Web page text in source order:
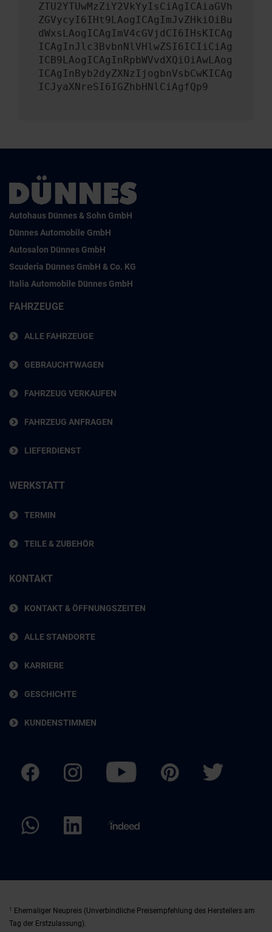
ZTU2YTUwMzZiY2VkYyIsCiAgICAiaGVh
ZGVycyI6IHt9LAogICAgImJvZHkiOiBu
dWxsLAogICAgImV4cGVjdCI6IHsKICAg
ICAgInJlc3BvbnNlVHlwZSI6ICIiCiAg
ICB9LAogICAgInRpbWVvdXQiOiAwLAog
ICAgInByb2dyZXNzIjogbnVsbCwKICAg
ICJyaXNreSI6IGZhbHNlCiAgfQp9
Autohaus Dünnes & Sohn GmbH
Dünnes Automobile GmbH
Autosalon Dünnes GmbH
Scuderia Dünnes GmbH & Co. KG
Italia Automobile Dünnes GmbH
FAHRZEUGE
ALLE FAHRZEUGE
GEBRAUCHTWAGEN
FAHRZEUG VERKAUFEN
FAHRZEUG ANFRAGEN
LIEFERDIENST
WERKSTATT
TERMIN
TEILE & ZUBEHÖR
KONTAKT
KONTAKT & ÖFFNUNGSZEITEN
ALLE STANDORTE
KARRIERE
GESCHICHTE
KUNDENSTIMMEN
1
Ehemaliger Neupreis (Unverbindliche Preisempfehlung des Herstellers am
Tag der Erstzulassung).